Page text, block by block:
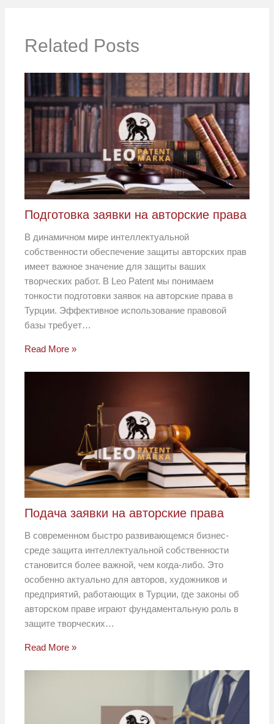
Related Posts
Подготовка заявки на авторские права
В динамичном мире интеллектуальной
собственности обеспечение защиты авторских прав
имеет важное значение для защиты ваших
творческих работ. В Leo Patent мы понимаем
тонкости подготовки заявок на авторские права в
Турции. Эффективное использование правовой
базы требует…
Read More »
Подача заявки на авторские права
В современном быстро развивающемся бизнес-
среде защита интеллектуальной собственности
становится более важной, чем когда-либо. Это
особенно актуально для авторов, художников и
предприятий, работающих в Турции, где законы об
авторском праве играют фундаментальную роль в
защите творческих…
Read More »